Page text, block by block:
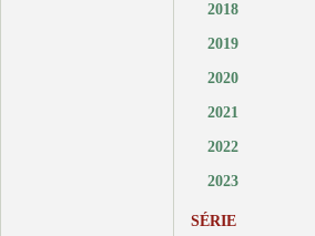
2018
2019
2020
2021
2022
2023
SÉRIE